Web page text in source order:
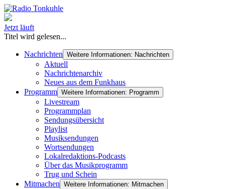
Jetzt läuft
Titel wird gelesen...
Nachrichten Weitere Informationen: Nachrichten
Aktuell
Nachrichtenarchiv
Neues aus dem Funkhaus
Programm Weitere Informationen: Programm
Livestream
Programmplan
Sendungsübersicht
Playlist
Musiksendungen
Wortsendungen
Lokalredaktions-Podcasts
Über das Musikprogramm
Trug und Schein
Mitmachen Weitere Informationen: Mitmachen